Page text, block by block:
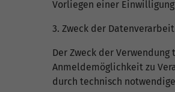
Vorliegen einer Einwilligung
3. Zweck der
Der Zweck der
Anmeldemöglichkeit zu
durch technisch